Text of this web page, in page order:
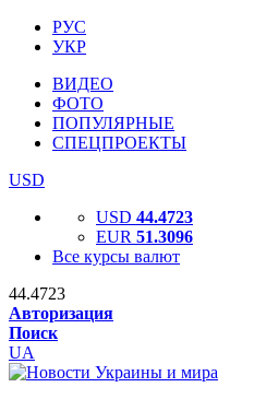
РУС
УКР
ВИДЕО
ФОТО
ПОПУЛЯРНЫЕ
СПЕЦПРОЕКТЫ
USD
USD 44.4723
EUR 51.3096
Все курсы валют
44.4723
Авторизация
Поиск
UA